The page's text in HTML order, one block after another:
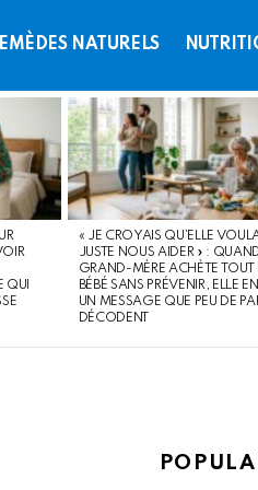
NATURELS
QUI
« JE CROYAIS QU’ELLE
JUSTE NOUS AIDER » :
GRAND-MÈRE ACHÈTE TOUT
BÉBÉ SANS PRÉVENIR, ELLE
UN MESSAGE QUE PEU DE
DÉCODENT